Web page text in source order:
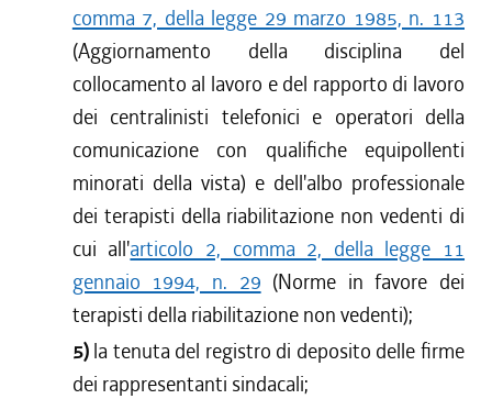
comma 7, della legge 29 marzo 1985, n. 113
(Aggiornamento della disciplina del
collocamento al lavoro e del rapporto di lavoro
dei centralinisti telefonici e operatori della
comunicazione con qualifiche equipollenti
minorati della vista) e dell'albo professionale
dei terapisti della riabilitazione non vedenti di
cui all'articolo 2, comma 2, della legge 11
gennaio 1994, n. 29 (Norme in favore dei
terapisti della riabilitazione non vedenti);
5) la tenuta del registro di deposito delle firme
dei rappresentanti sindacali;